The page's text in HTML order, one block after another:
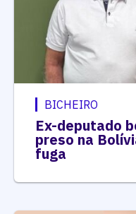
BICHEIRO
Ex-deputado
preso na
fuga